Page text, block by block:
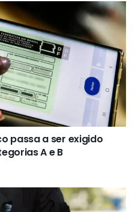
passa a ser exigido
A e B